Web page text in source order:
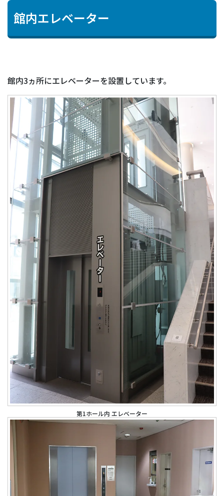
館内エレベーター
館内3ヵ所にエレベーターを設置しています。
第1ホール内 エレベーター